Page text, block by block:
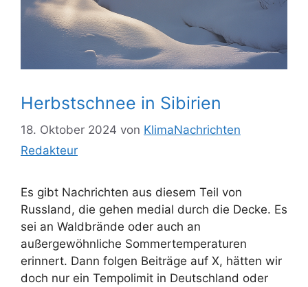
Herbstschnee in Sibirien
18. Oktober 2024 von KlimaNachrichten
Redakteur
Es gibt Nachrichten aus diesem Teil von
Russland, die gehen medial durch die Decke. Es
sei an Waldbrände oder auch an
außergewöhnliche Sommertemperaturen
erinnert. Dann folgen Beiträge auf X, hätten wir
doch nur ein Tempolimit in Deutschland oder